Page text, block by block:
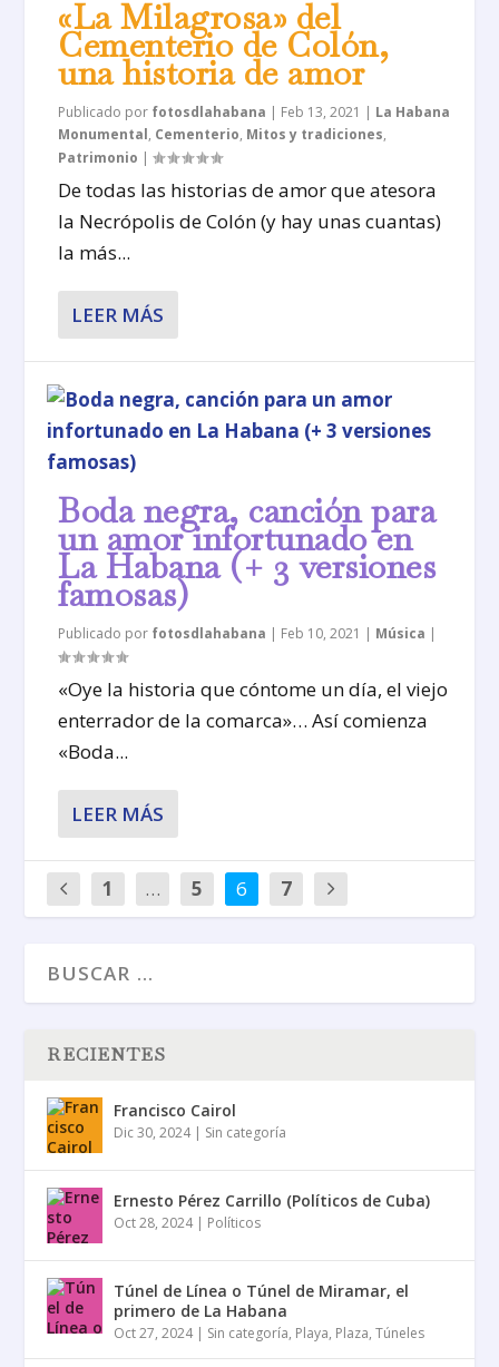
«La Milagrosa» del
Cementerio de Colón,
una historia de amor
Publicado por fotosdlahabana | Feb 13, 2021 | La Habana
Monumental, Cementerio, Mitos y tradiciones,
Patrimonio |
De todas las historias de amor que atesora
la Necrópolis de Colón (y hay unas cuantas)
la más...
LEER MÁS
Boda negra, canción para
un amor infortunado en
La Habana (+ 3 versiones
famosas)
Publicado por fotosdlahabana | Feb 10, 2021 | Música |
«Oye la historia que cóntome un día, el viejo
enterrador de la comarca»… Así comienza
«Boda...
LEER MÁS
1 … 5 6 7
RECIENTES
Francisco Cairol
Dic 30, 2024| Sin categoría
Ernesto Pérez Carrillo (Políticos de Cuba)
Oct 28, 2024| Políticos
Túnel de Línea o Túnel de Miramar, el
primero de La Habana
Oct 27, 2024| Sin categoría, Playa, Plaza,Túneles